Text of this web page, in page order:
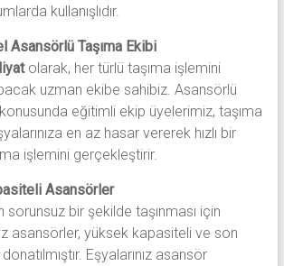
kullanışlıdır.
Asansörlü Taşıma Ekibi
olarak, her türlü taşıma işlemini
uzman ekibe sahibiz. Asansörlü
konusunda eğitimli ekip üyelerimiz, taşıma
en az hasar vererek hızlı bir
işlemini gerçekleştirir.
Asansörler
sorunsuz bir şekilde taşınması için
asansörler, yüksek kapasiteli ve son
Eşyalarınız asansör